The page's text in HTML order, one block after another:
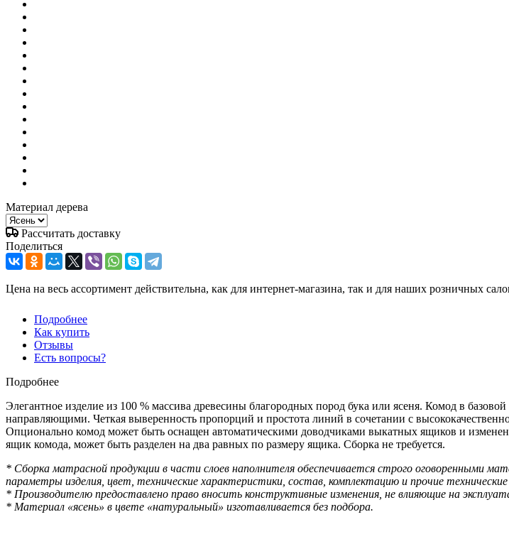
Материал дерева
Рассчитать доставку
Поделиться
Цена на весь ассортимент действительна, как для интернет-магазина, так и для наших розничных
Подробнее
Как купить
Отзывы
Есть вопросы?
Подробнее
Элегантное изделие из 100 % массива древесины благородных пород бука или ясеня. Комод в
направляющими. Четкая выверенность пропорций и простота линий в сочетании с
Опционально комод может быть оснащен автоматическими доводчиками выкатных ящиков и
ящик комода, может быть разделен на два равных по размеру ящика. Сборка не требуется.
* Сборка матрасной продукции в части слоев наполнителя обеспечивается строго оговоренными
параметры изделия, цвет, технические характеристики, состав, комплектацию и прочие
* Производителю предоставлено право вносить конструктивные изменения, не влияющие на
* Материал «ясень» в цвете «натуральный» изготавливается без подбора.